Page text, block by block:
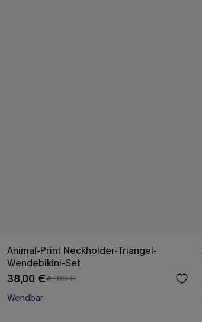
Animal-Print Neckholder-Triangel-
Wendebikini-Set
38,00 €47,00 €
Wendbar